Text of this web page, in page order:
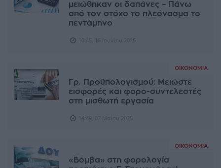
μειώθηκαν οι δαπάνες – Πάνω
από τον στόχο το πλεόνασμα το
πεντάμηνο
ΟΙΚΟΝΟΜΊΑ
Γρ. Προϋπολογισμού: Μειώστε
εισφορές και φορο-συντελεστές
στη μισθωτή εργασία
ΟΙΚΟΝΟΜΊΑ
«Βόμβα» στη φορολογία